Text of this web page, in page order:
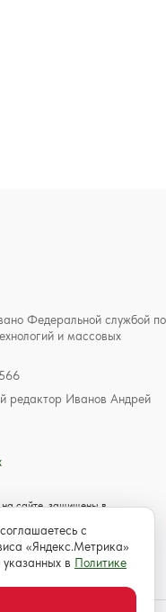
Федеральной службой по
и массовых
редактор Иванов Андрей
сайте, защищены в
об авторском
фото, аудио и
с обязательной
старше 16 лет.
с
«Яндекс.Метрика»
в Политике